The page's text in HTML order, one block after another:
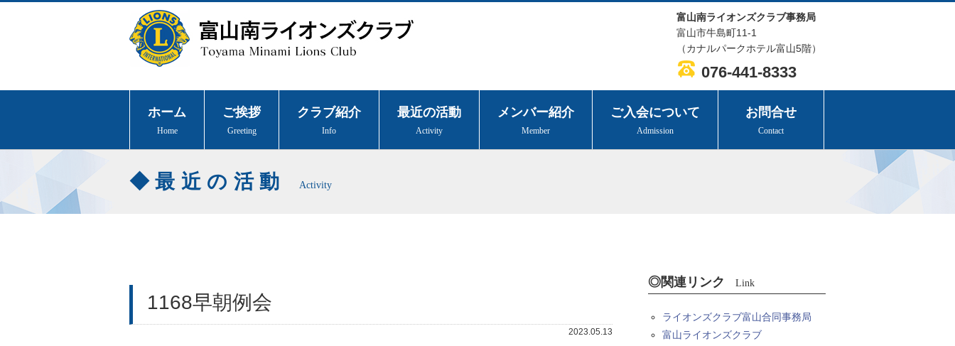
富山南ライオンズクラブ事務局
富山市牛島町11-1
（カナルパークホテル富山5階）
076-441-8333
ホーム
Home
ご挨拶
Greeting
クラブ紹介
Info
最近の活動
Activity
メンバー紹介
Member
ご入会について
Admission
お問合せ
Contact
最近の活動 Activity
1168早朝例会
2023.05.13
◎関連リンク Link
ライオンズクラブ富山合同事務局
富山ライオンズクラブ